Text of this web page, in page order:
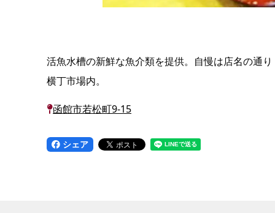
活魚水槽の新鮮な魚介類を提供。自慢は店名の通
横丁市場内。
函館市若松町9-15
シェア